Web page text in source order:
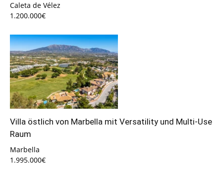
Caleta de Vélez
1.200.000€
Villa östlich von Marbella mit Versatility und Multi-Use
Raum
Marbella
1.995.000€